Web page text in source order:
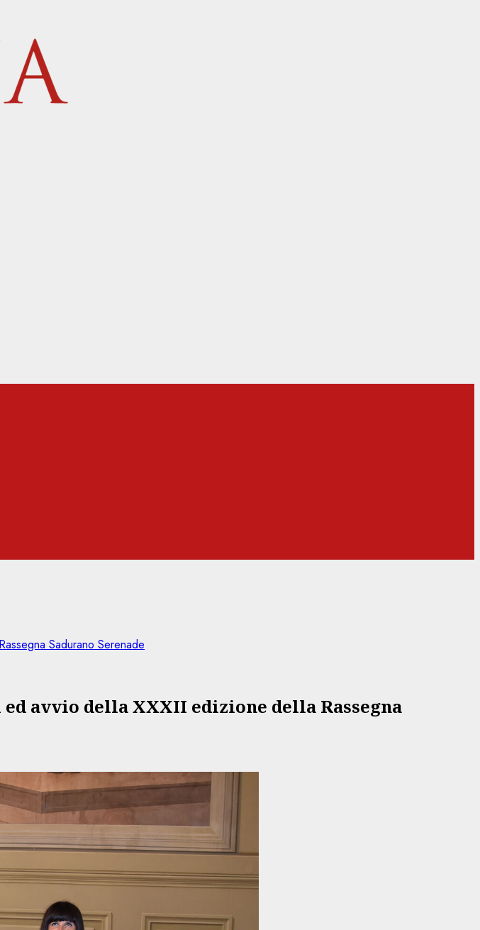
Sadurano Serenade
avvio della XXXII edizione della Rassegna